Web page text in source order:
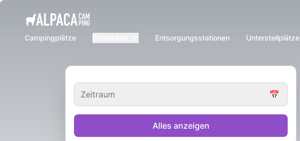
Campingplätze
Entsorgungsstationen Unterstellplätze
Zeitraum 📅
Alles anzeigen